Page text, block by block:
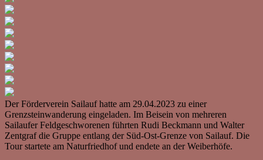
Der Förderverein Sailauf hatte am 29.04.2023 zu einer
Grenzsteinwanderung eingeladen. Im Beisein von mehreren
Sailaufer Feldgeschworenen führten Rudi Beckmann und Walter
Zentgraf die Gruppe entlang der Süd-Ost-Grenze von Sailauf. Die
Tour startete am Naturfriedhof und endete an der Weiberhöfe.